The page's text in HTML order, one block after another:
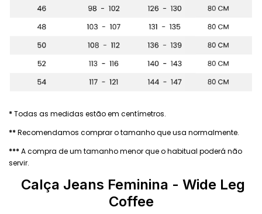
*Todas as medidas estão em centímetros.
**Recomendamos comprar o tamanho que usa normalmente.
***A compra de um tamanho menor que o habitual poderá não
servir.
Calça Jeans Feminina - Wide Leg
Coffee